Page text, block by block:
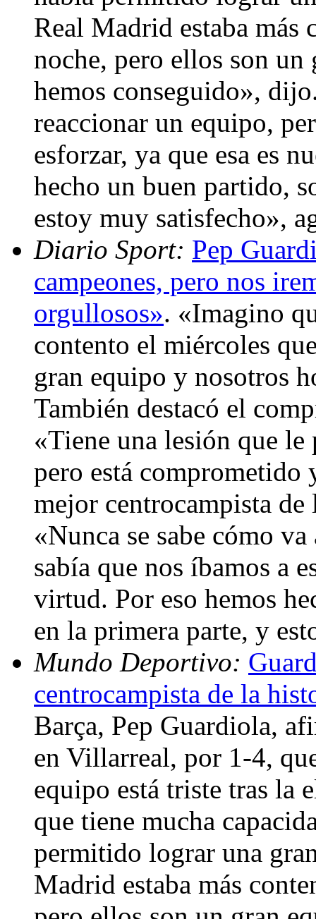
Real Madrid estaba más
noche, pero ellos son
hemos conseguido»,
reaccionar un equipo,
esforzar, ya que esa es
hecho un buen partido,
estoy muy satisfecho»,
Diario Sport: Pep
campeones, pero nos
orgullosos». «Imagino
contento el miércoles
gran equipo y nosotros
También destacó el
«Tiene una lesión que
pero está comprometido
mejor centrocampista
«Nunca se sabe cómo
sabía que nos íbamos a
virtud. Por eso hemos
en la primera parte, y
Mundo Deportivo:
centrocampista de la
Barça, Pep Guardiola,
en Villarreal, por 1-4,
equipo está triste tras la
que tiene mucha
permitido lograr una
Madrid estaba más